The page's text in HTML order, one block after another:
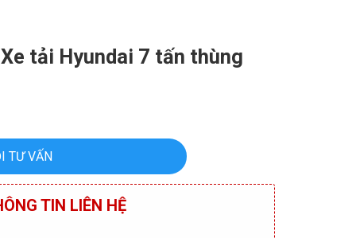
tải Hyundai 7 tấn thùng
TƯ VẤN
TIN LIÊN HỆ